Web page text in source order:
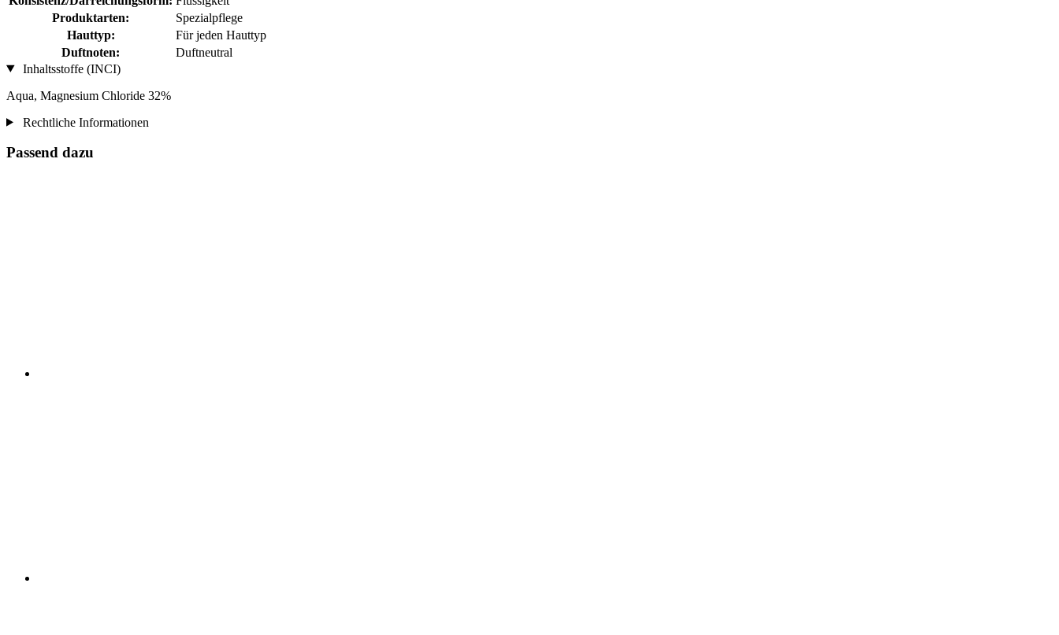
Produktarten:
Spezialpflege
Hauttyp:
Für jeden Hauttyp
Duftnoten:
Duftneutral
Inhaltsstoffe (INCI)
Aqua, Magnesium Chloride 32%
Rechtliche Informationen
Passend dazu